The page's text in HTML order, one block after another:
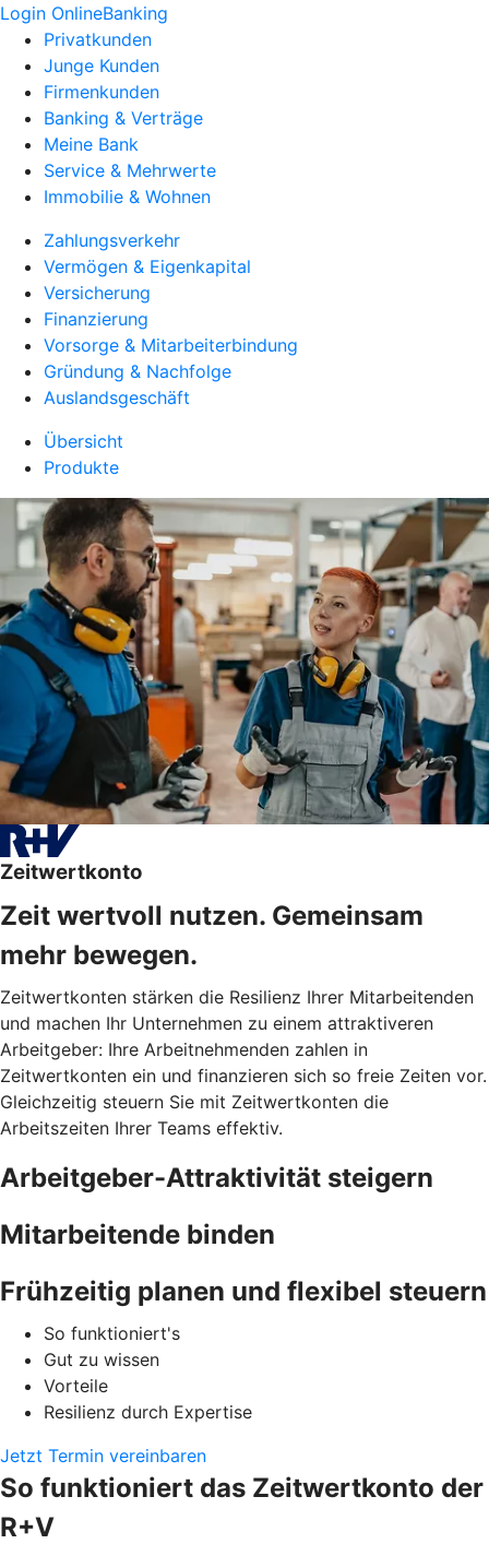
Login OnlineBanking
Privatkunden
Junge Kunden
Firmenkunden
Banking & Verträge
Meine Bank
Service & Mehrwerte
Immobilie & Wohnen
Zahlungsverkehr
Vermögen & Eigenkapital
Versicherung
Finanzierung
Vorsorge & Mitarbeiterbindung
Gründung & Nachfolge
Auslandsgeschäft
Übersicht
Produkte
Zeitwertkonto
Zeit wertvoll nutzen. Gemeinsam
mehr bewegen.
Zeitwertkonten stärken die Resilienz Ihrer Mitarbeitenden
und machen Ihr Unternehmen zu einem attraktiveren
Arbeitgeber: Ihre Arbeitnehmenden zahlen in
Zeitwertkonten ein und finanzieren sich so freie Zeiten vor.
Gleichzeitig steuern Sie mit Zeitwertkonten die
Arbeitszeiten Ihrer Teams effektiv.
Arbeitgeber-Attraktivität steigern
Mitarbeitende binden
Frühzeitig planen und flexibel steuern
So funktioniert's
Gut zu wissen
Vorteile
Resilienz durch Expertise
Jetzt Termin vereinbaren
So funktioniert das Zeitwertkonto der
R+V